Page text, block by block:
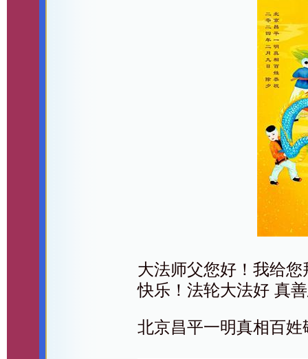
大法师父您好！我给
快乐！法轮大法好 真
北京昌平一明真相百姓